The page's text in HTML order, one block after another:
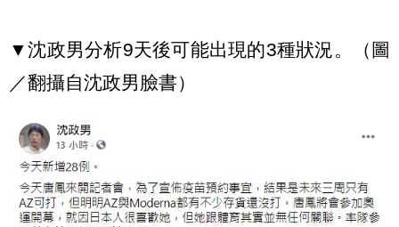
▼沈政男分析9天後可能出現的3種狀況。（圖
／翻攝自沈政男臉書）